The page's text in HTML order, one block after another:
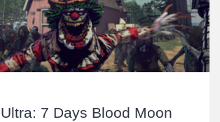
7 Days Blood Moon